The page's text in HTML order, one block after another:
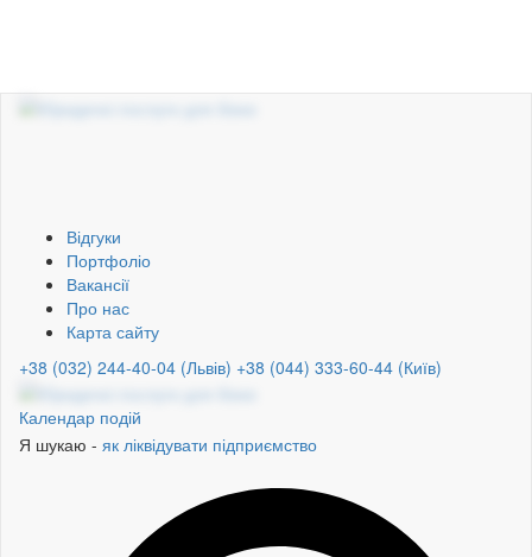
Відгуки
Портфоліо
Вакансії
Про нас
Карта сайту
+38 (032) 244-40-04 (Львів) +38 (044) 333-60-44 (Київ)
Календар подій
Я шукаю - як ліквідувати підприємство